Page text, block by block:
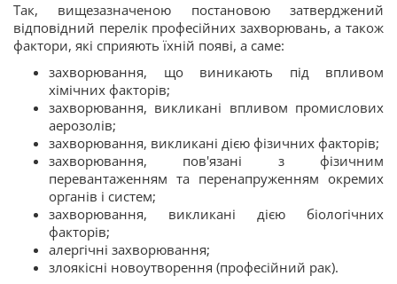
Так, вищезазначеною постановою затверджений
відповідний перелік професійних захворювань, а також
фактори, які сприяють їхній появі, а саме:
захворювання, що виникають під впливом
хімічних факторів;
захворювання, викликані впливом промислових
аерозолів;
захворювання, викликані дією фізичних факторів;
захворювання, пов'язані з фізичним
перевантаженням та перенапруженням окремих
органів і систем;
захворювання, викликані дією біологічних
факторів;
алергічні захворювання;
злоякісні новоутворення (професійний рак).